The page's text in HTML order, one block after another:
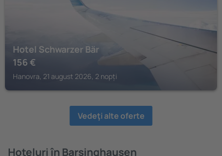
Hotel Schwarzer Bär
156 €
Hanovra, 21 august 2026, 2 nopți
Vedeţi alte oferte
Hoteluri în Barsinghausen